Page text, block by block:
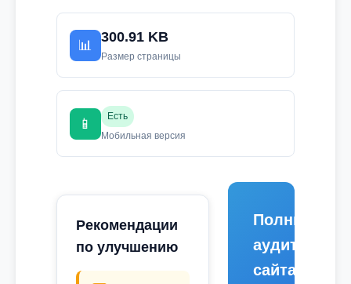
📊
300.91 KB
Размер страницы
📱
Есть
Мобильная версия
Рекомендации
по улучшению
Полный
аудит
сайта